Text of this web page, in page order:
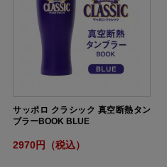
サッポロ クラシック 真空断熱タン
ブラーBOOK BLUE
2970円（税込）